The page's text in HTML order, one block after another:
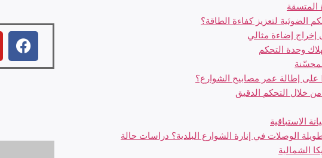
المتسقة
الضوئية لتعزيز كفاءة الطاقة؟
إضاءة مثالي
وحدة التحكم
من خلال التحكم الدقيق
الاستباقية
الوصلات في إنارة الشوارع البلدية؟ دراسات حالة
الشمالية